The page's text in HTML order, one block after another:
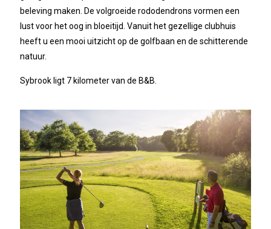
beleving maken. De volgroeide rododendrons vormen een
lust voor het oog in bloeitijd. Vanuit het gezellige clubhuis
heeft u een mooi uitzicht op de golfbaan en de schitterende
natuur.
Sybrook ligt 7 kilometer van de B&B.